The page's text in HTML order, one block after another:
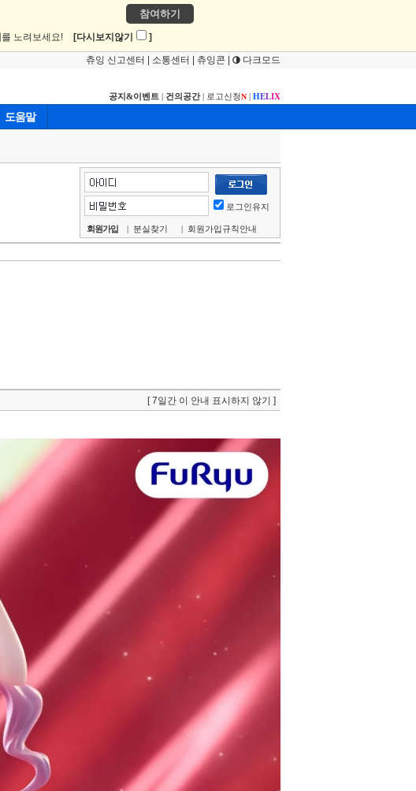
참여하기
를 노려보세요! [다시보지않기 ]
츄잉 신고센터 소통센터 츄잉콘 다크모드
공지&이벤트 | 건의공간| 로고신청N | HELIX
도움말
로그인유지
회원가입 | 분실찾기 | 회원가입규칙안내
[ 7일간 이 안내 표시하지 않기 ]